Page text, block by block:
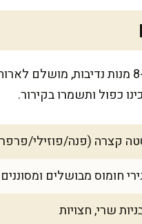
המתכון מספיק ל-8 מנות
כפול ותשמרו בקירור.